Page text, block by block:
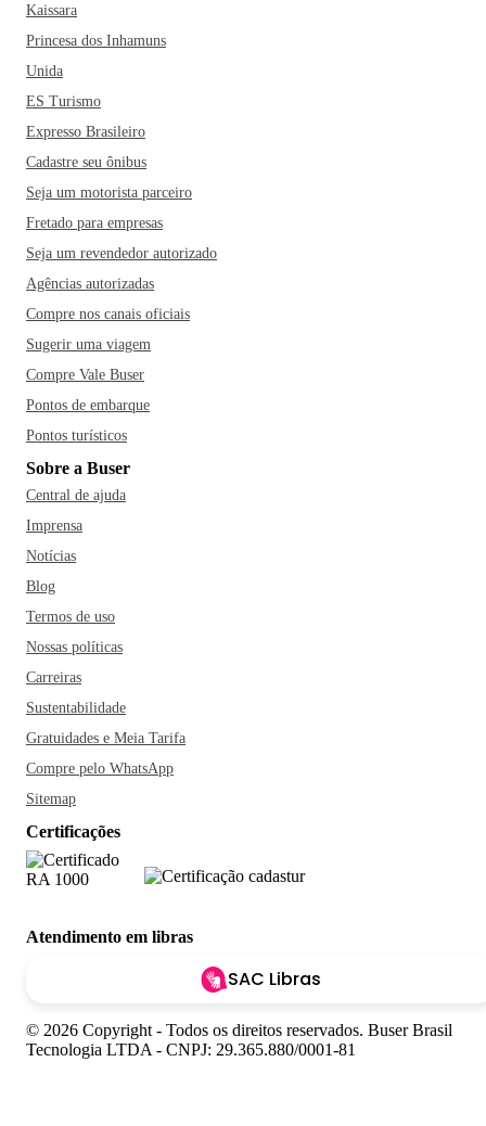
Kaissara
Princesa dos Inhamuns
Unida
ES Turismo
Expresso Brasileiro
Cadastre seu ônibus
Seja um motorista parceiro
Fretado para empresas
Seja um revendedor autorizado
Agências autorizadas
Compre nos canais oficiais
Sugerir uma viagem
Compre Vale Buser
Pontos de embarque
Pontos turísticos
Sobre a Buser
Central de ajuda
Imprensa
Notícias
Blog
Termos de uso
Nossas políticas
Carreiras
Sustentabilidade
Gratuidades e Meia Tarifa
Compre pelo WhatsApp
Sitemap
Certificações
Atendimento em libras
SAC Libras
© 2026 Copyright - Todos os direitos reservados. Buser Brasil
Tecnologia LTDA - CNPJ: 29.365.880/0001-81